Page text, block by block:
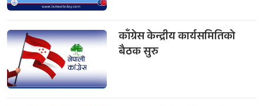
काँग्रेस केन्द्रीय कार्यसमितिको
बैठक सुरु